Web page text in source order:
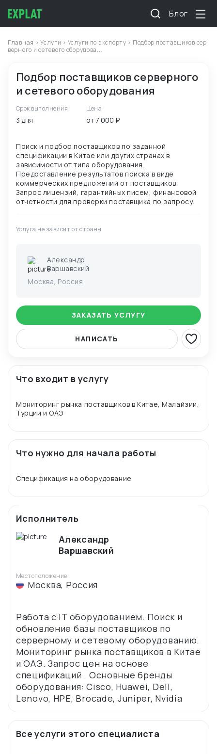
Блог
Главная >Услуги > Услуги по экспорту > Подбор поставщиков сер
верного и сетевого оборудова...
Подбор поставщиков серверного
и сетевого оборудования
Срок выполнения
3 дня
Цена
от 7 000 ₽
Поиск и подбор поставщиков по заданной
спецификации в Китае или других странах в
зависимости от типа оборудования.
Предоставление результатов поиска в виде
коммерческих предложений от поставщиков.
Запрос лицензий, гарантийных писем, финансовой
Услуга не зависит от страны
Александр
Варшавский
Москва, Россия
ЗАКАЗАТЬ УСЛУГУ
НАПИСАТЬ
Что входит в услугу
Мониторинг рынка поставщиков в Китае, Малайзии,
Что нужно для начала работы
Исполнитель
Александр
Варшавский
Местоположение
Москва, Россия
Работа с IT оборудованием. Поиск и
обновление базы поставщиков по
серверному и сетевому оборудованию.
Мониторинг рынка поставщиков в Китае
и ОАЭ. Запрос цен на основе
спецификаций . Основные бренды
оборудования: Cisco, Huawei, Dell,
Все услуги этого специалиста